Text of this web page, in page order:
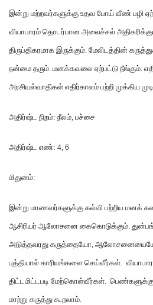
இன்று மற்றவர்களுக்கு உதவ போய் வீண் பழி
வியாபாரம் தொடர்பான அலைச்சல்
திருப்திகரமாக இருக்கும். மேலிடத்தின்
நன்மை தரும். மனக்கவலை ஏற்பட்டு நீங்கும்.
அரசியல்வாதிகள் எதிர்காலம் பற்றி முக்கிய
அதிர்ஷ்ட நிறம்: நீலம், பச்சை
அதிர்ஷ்ட எண்: 4, 6
மிதுனம்:
இன்று மாணவர்களுக்கு கல்வி பற்றிய மனக்
ஆசிரியர் ஆலோசனை கைகொடுக்கும்.
அடுத்தவரது கருத்தையோ, ஆலோசனையையோ
புத்தியால் காரியங்களை செய்வீர்கள்.
திட்டமிட்டபடி மேற்கொள்வீர்கள். பெண்களுக்கு
மாற்று கருத்து கூறலாம்.